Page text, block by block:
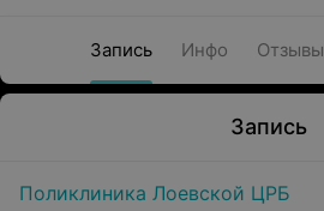
Запись Инфо Отзывы
Запись
Поликлиника Лоевской ЦРБ